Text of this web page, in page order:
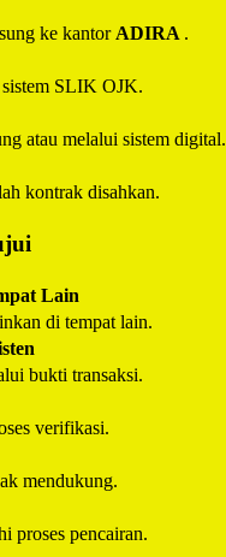
ke kantor ADIRA .
sistem SLIK OJK.
atau melalui sistem digital.
kontrak disahkan.
Lain
di tempat lain.
bukti transaksi.
verifikasi.
mendukung.
proses pencairan.